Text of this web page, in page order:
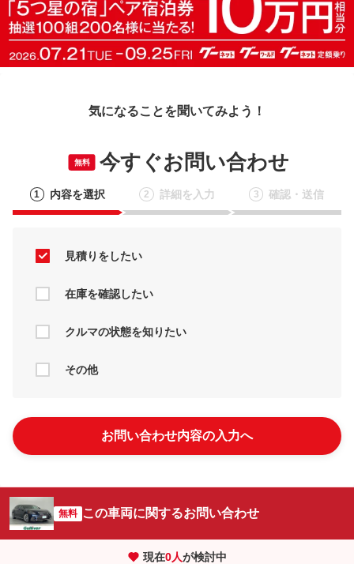
気になることを聞いてみよう！
無料 今すぐお問い合わせ
1 内容を選択 2 詳細を入力 3 確認・送信
見積りをしたい
在庫を確認したい
クルマの状態を知りたい
その他
お問い合わせ内容の入力へ
無料 この車両に関するお問い合わせ
現在0人が検討中